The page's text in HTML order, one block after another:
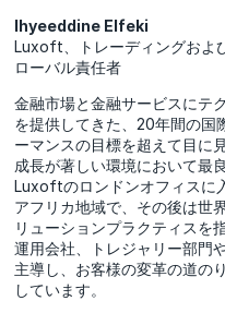
Ihyeeddine Elfeki
Luxoft、トレーディングおよ
ローバル責任者
金融市場と金融サービスにテ
を提供してきた、20年間の国
ーマンスの目標を超えて目に
成長が著しい環境において最
Luxoftのロンドンオフィスに
アフリカ地域で、その後は世
リューションプラクティスを
運用会社、トレジャリー部門
主導し、お客様の変革の道の
しています。